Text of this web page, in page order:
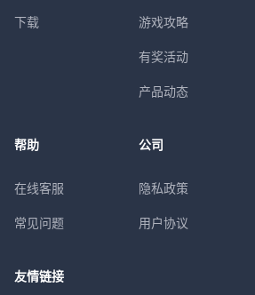
下载 游戏攻略
有奖活动
产品动态
帮助
在线客服
常见问题
公司
隐私政策
用户协议
友情链接